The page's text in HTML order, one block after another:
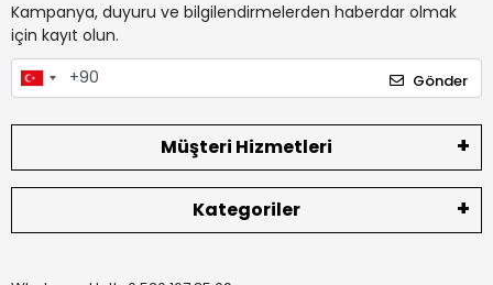
Kampanya, duyuru ve bilgilendirmelerden haberdar olmak
için kayıt olun.
Gönder
Müşteri Hizmetleri
Kategoriler